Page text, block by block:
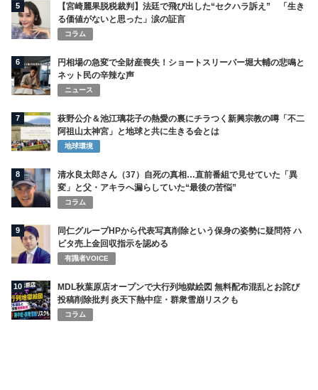
5
【宮崎麗果脱税裁判】法廷で飛び出した“セクハラ訴え” 「生き
る価値がないと思った」涙の証言
コラム
6
円相場の急変で全財産喪失！ショートスリーパー堀大輔の悲鳴と
ネット民の辛辣な声
ニュース
7
萩野公介＆池江璃花子の熱愛の裏にチラつく新興宗教の噂「不二
阿祖山太神宮」と地球と共に生きる会とは
地球環境
8
清水良太郎さん（37）自死の真相…直前番組で見せていた「異
変」と父・アキラへ漏らしていた“最後の苦悩”
コラム
9
同仁グループHPから代表写真削除という保身の姿勢に疑問符 ハ
ビタ売上金回収指示を認める
有識者VOICE
10
MDL秋葉原店オープンで大行列地獄絵図 無料配布混乱とお詫び
投稿削除批判 炎天下熱中症・群衆雪崩リスクも
コラム